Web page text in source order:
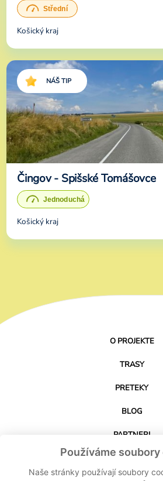
Používáme soubory
Naše stránky používají soubory
Košický kraj
NÁŠ TIP
Čingov - Spišské Tomášovce
Košický kraj
O PROJEKTE
TRASY
PRETEKY
BLOG
PARTNERI
KONTAKT